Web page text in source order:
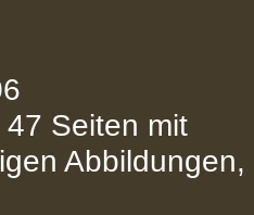
Seiten mit
Abbildungen,